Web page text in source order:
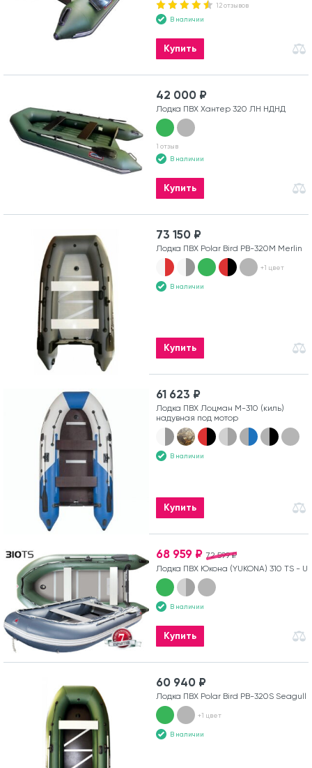
12 отзывов
В наличии
Купить
42 000 ₽
Лодка ПВХ Хантер 320 ЛН НДНД
1 отзыв
В наличии
Купить
73 150 ₽
Лодка ПВХ Polar Bird PB-320M Merlin
+1 цвет
В наличии
Купить
61 623 ₽
Лодка ПВХ Лоцман М-310 (киль)
надувная под мотор
В наличии
Купить
72 599 ₽
68 959 ₽
Лодка ПВХ Юкона (YUKONA) 310 TS - U
В наличии
Купить
60 940 ₽
Лодка ПВХ Polar Bird PB-320S Seagull
+1 цвет
В наличии